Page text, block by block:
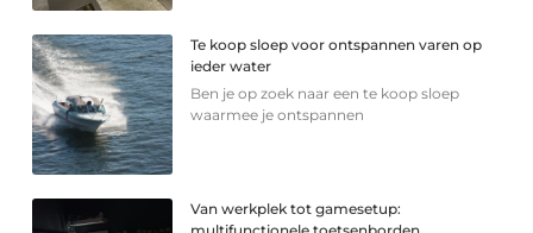
Te koop sloep voor ontspannen varen op
ieder water
Ben je op zoek naar een te koop sloep
waarmee je ontspannen
Van werkplek tot gamesetup: